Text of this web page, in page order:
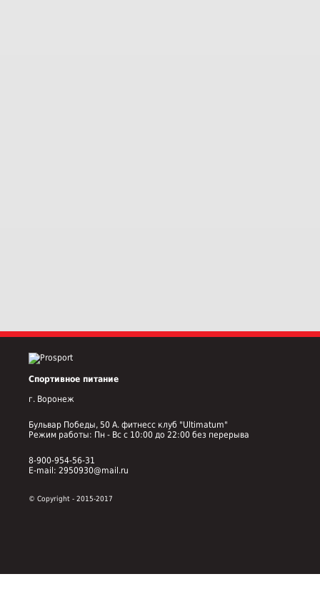
Спортивное питание
г. Воронеж
Бульвар Победы, 50 А. фитнесс клуб "Ultimatum"
Режим работы: Пн - Вс с 10:00 до 22:00 без перерыва
8-900-954-56-31
E-mail: 2950930@mail.ru
© Copyright - 2015-2017